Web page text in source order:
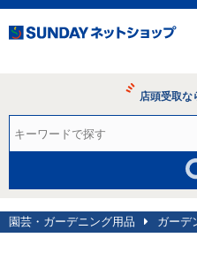
店頭受取な
園芸・ガーデニング用品 ガーデ